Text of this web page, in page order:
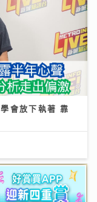
會放下執著 靠